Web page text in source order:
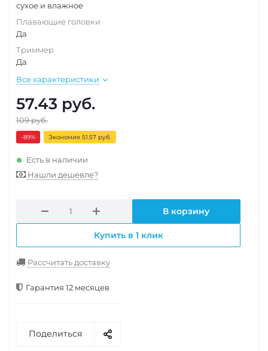
сухое и влажное
Плавающие головки
Да
Триммер
Да
Все характеристики
57.43 руб.
109руб.
-89% Экономия 51.57 руб.
Есть в наличии
Нашли дешевле?
В корзину
Купить в 1 клик
Рассчитать доставку
Гарантия 12 месяцев
Поделиться